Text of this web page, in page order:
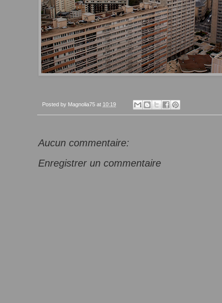
Posted by Magnolia75 at 10:19
Aucun commentaire:
Enregistrer un commentaire